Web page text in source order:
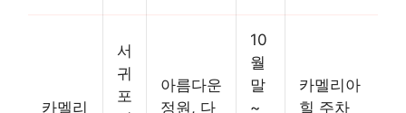
카멜리
서
귀
포
아름다운
정원, 다
10
월
말
~
카멜리아
힐 주차